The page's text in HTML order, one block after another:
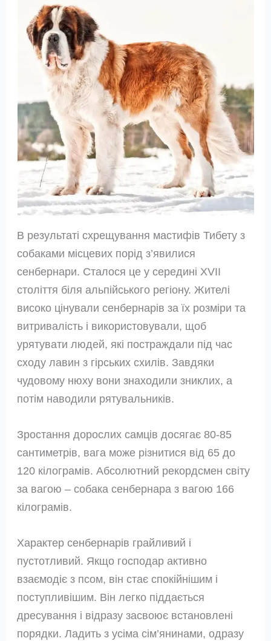
В результаті схрещування мастифів Тибету з
собаками місцевих порід з’явилися
сенбернари. Сталося це у середині XVII
століття біля альпійського регіону. Жителі
високо цінували сенбернарів за їх розміри та
витривалість і використовували, щоб
урятувати людей, які постраждали під час
сходу лавин з гірських схилів. Завдяки
чудовому нюху вони знаходили зниклих, а
потім наводили рятувальників.
Зростання дорослих самців досягає 80-85
сантиметрів, вага може різнитися від 65 до
120 кілограмів. Абсолютний рекордсмен світу
за вагою – собака сенбернара з вагою 166
кілограмів.
Характер сенбернарів грайливий і
пустотливий. Якщо господар активно
взаємодіє з псом, він стає спокійнішим і
поступливішим. Він легко піддається
дресування і відразу засвоює встановлені
порядки. Ладить з усіма сім’янинами, одразу